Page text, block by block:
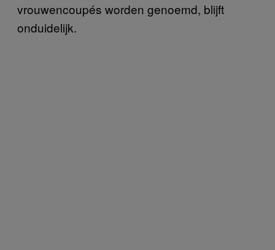
vrouwencoupés worden genoemd, blijft
onduidelijk.